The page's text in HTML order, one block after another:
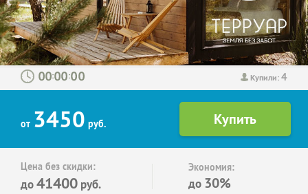
Купили:4
: :
от 3450 руб.
Цена без скидки:
до41400 руб.
Экономия:
до 30%